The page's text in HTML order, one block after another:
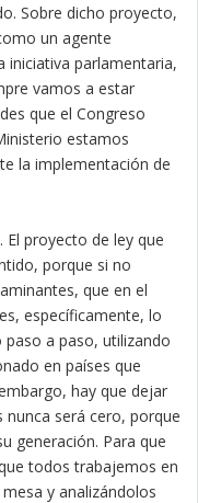
Sobre dicho proyecto,
un agente
iniciativa parlamentaria,
vamos a estar
que el Congreso
estamos
la implementación de
proyecto de ley que
porque si no
que en el
específicamente, lo
a paso, utilizando
en países que
hay que dejar
será cero, porque
generación. Para que
todos trabajemos en
y analizándolos